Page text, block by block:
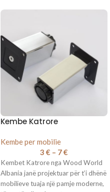
Kembe Katrore
Kembe per mobilie
3 € – 7€
Kembet Katrore nga Wood World
Albania janë projektuar për t’i dhënë
mobilieve tuaja një pamje moderne,